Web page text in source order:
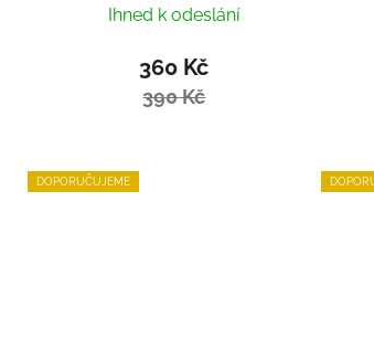
Ihned k odeslání
360 Kč
390 Kč
DOPORUČUJEME